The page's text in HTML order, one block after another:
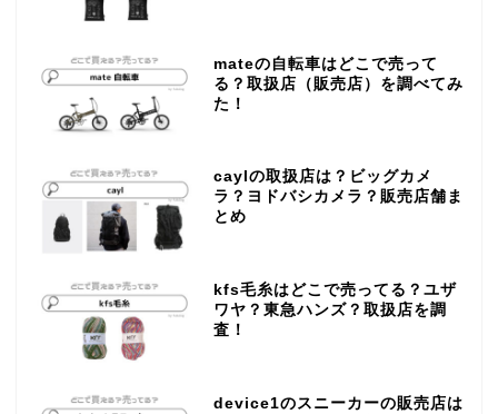
mateの自転車はどこで売って
る？取扱店（販売店）を調べてみ
た！
caylの取扱店は？ビッグカメ
ラ？ヨドバシカメラ？販売店舗ま
とめ
kfs毛糸はどこで売ってる？ユザ
ワヤ？東急ハンズ？取扱店を調
査！
device1のスニーカーの販売店は